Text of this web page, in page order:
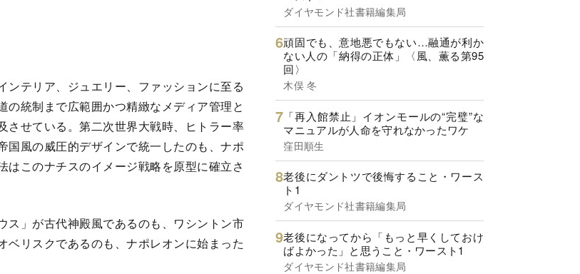
テリア、ジュエリー、ファッションに至る
統制まで広範囲かつ精緻なメディア管理と
させている。第二次世界大戦時、ヒトラー率
国風の威圧的デザインで統一したのも、ナポ
このナチスのイメージ戦略を原型に確立さ
」が古代神殿風であるのも、ワシントン市
リスクであるのも、ナポレオンに始まった
ダイヤモンド社書籍編集局
頑固でも、意地悪でもない…融通が利か
ない人の「納得の正体」〈風、薫る第95
回〉
木俣 冬
「再入館禁止」イオンモールの“完璧”な
マニュアルが人命を守れなかったワケ
窪田順生
老後にダントツで後悔すること・ワース
ト1
ダイヤモンド社書籍編集局
老後になってから「もっと早くしておけ
ばよかった」と思うこと・ワースト1
ダイヤモンド社書籍編集局